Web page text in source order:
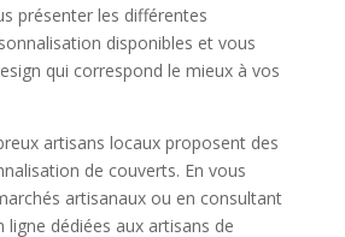
présenter les différentes
disponibles et vous
qui correspond le mieux à vos
artisans locaux proposent des
de couverts. En vous
artisanaux ou en consultant
dédiées aux artisans de